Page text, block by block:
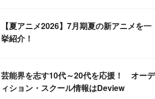
【夏アニメ2026】7月期夏の新アニメを一
挙紹介！
芸能界を志す10代～20代を応援！ オーデ
ィション・スクール情報はDeview